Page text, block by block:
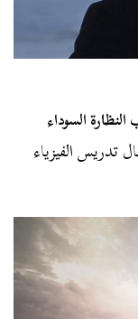
تدريس الفيزياء